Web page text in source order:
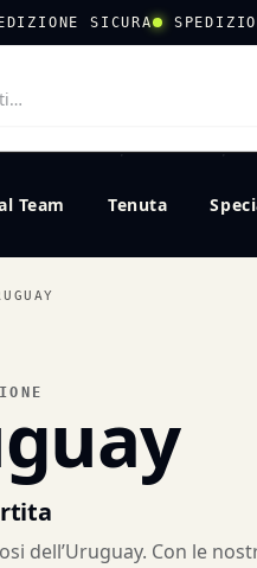
SICURA
Team Tenuta
dell’Uruguay. Con le